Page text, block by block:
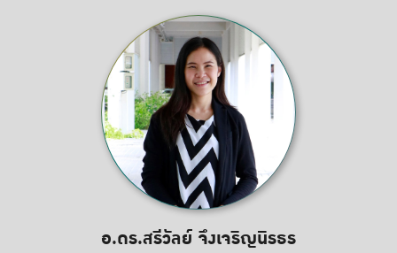
อ.ดร.สรีวัลย์ จึงเจริญนิรธร